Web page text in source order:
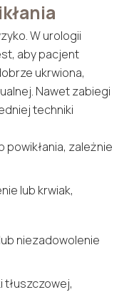
W urologii
aby pacjent
ukrwiona,
Nawet zabiegi
techniki
powikłania, zależnie
lub krwiak,
niezadowolenie
tłuszczowej,